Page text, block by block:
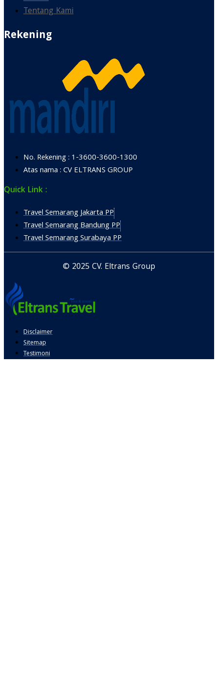
Tentang Kami
Rekening
No. Rekening : 1-3600-3600-1300
Atas nama : CV ELTRANS GROUP
Quick Link :
Travel Semarang Jakarta PP
Travel Semarang Bandung PP
Travel Semarang Surabaya PP
© 2025 CV. Eltrans Group
Disclaimer
Sitemap
Testimoni